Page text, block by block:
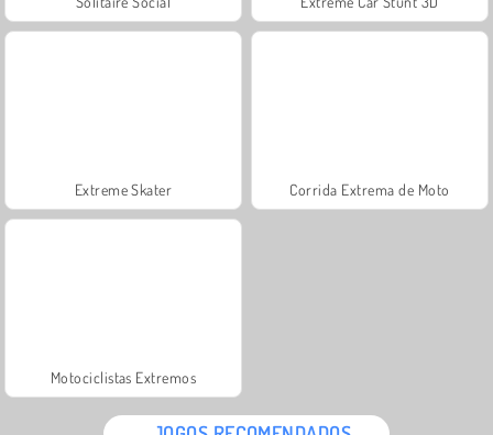
Extreme Skater Corrida Extrema de Moto
Motociclistas Extremos